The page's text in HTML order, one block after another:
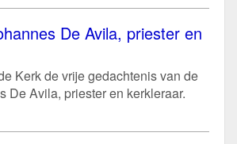
De Avila, priester en
Kerk de vrije gedachtenis van de
De Avila, priester en kerkleraar.